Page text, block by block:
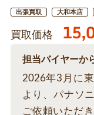
出張買取 大和本店
買取価格
担当バイヤーか
2026年3月に
より、パナソ
ご依頼いただ